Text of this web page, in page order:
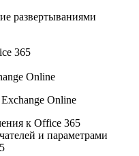
развертываниями
365
Online
Online
к Office 365
и параметрами